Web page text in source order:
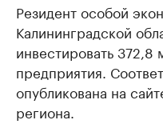
Резидент особой
Калининградской
инвестировать 372,8
предприятия.
опубликована на
региона.